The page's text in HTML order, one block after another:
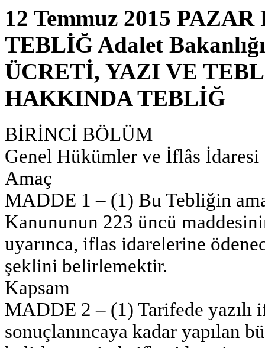
12 Temmuz 2015 PAZAR
TEBLİĞ Adalet
ÜCRETİ, YAZI VE
HAKKINDA TEBLİĞ
BİRİNCİ BÖLÜM
Genel Hükümler ve İflâs
Amaç
MADDE 1 – (1) Bu Tebliğin
Kanununun 223 üncü
uyarınca, iflas idarelerine
şeklini belirlemektir.
Kapsam
MADDE 2 – (1) Tarifede
sonuçlanıncaya kadar yapılan